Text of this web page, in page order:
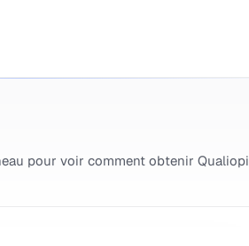
pour voir comment obtenir Qualiopi